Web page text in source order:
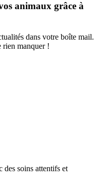
animaux grâce à
dans votre boîte mail.
rien manquer !
des soins attentifs et